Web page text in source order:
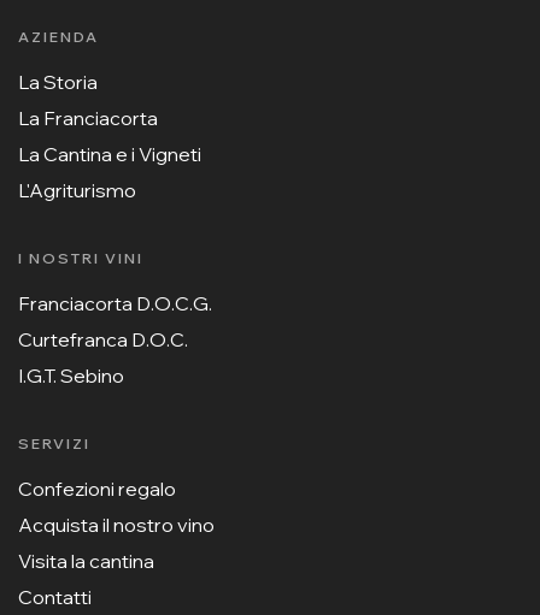
AZIENDA
La Storia
La Franciacorta
La Cantina e i Vigneti
L'Agriturismo
I NOSTRI VINI
Franciacorta D.O.C.G.
Curtefranca D.O.C.
I.G.T. Sebino
SERVIZI
Confezioni regalo
Acquista il nostro vino
Visita la cantina
Contatti